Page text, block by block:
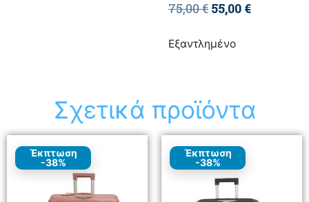
75,00€ 55,00 €
Εξαντλημένο
Σχετικά προϊόντα
Έκπτωση
-38%
Έκπτωση
-38%